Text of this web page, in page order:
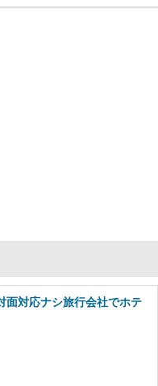
面対応ナシ旅行会社でホテ